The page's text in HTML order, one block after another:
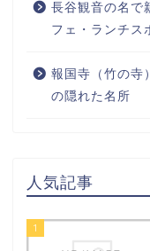
長谷観音の名で
フェ・ランチス
報国寺（竹の
の隠れた名所
人気記事
1